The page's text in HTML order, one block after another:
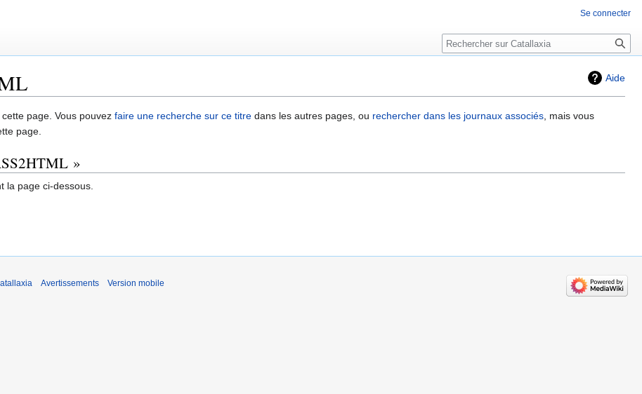
Aide
cette page. Vous pouvez faire une recherche sur ce titre dans les autres pages, ou rechercher dans les journaux associés, mais vous
page.
»
la page ci-dessous.
Se connecter
Rechercher
Avertissements Version mobile